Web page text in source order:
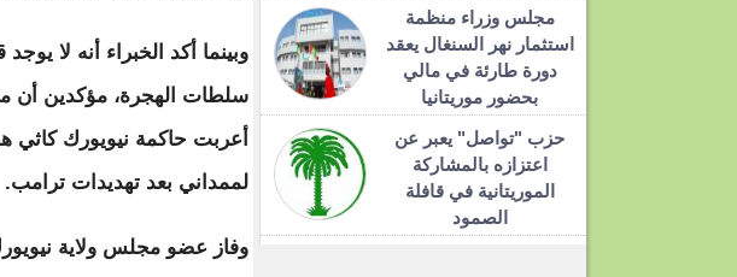
مجلس وزراء منظمة
استثمار نهر السنغال يعقد
دورة طارئة في مالي
بحضور موريتانيا
حزب "تواصل" يعبر عن
اعتزازه بالمشاركة
الموريتانية في قافلة
الصمود
وبينما أكد الخبراء أنه لا
سلطات الهجرة، مؤكدين أن
أعربت حاكمة نيويورك
لممداني بعد تهديدات ترامب.
وفاز عضو مجلس ولاية